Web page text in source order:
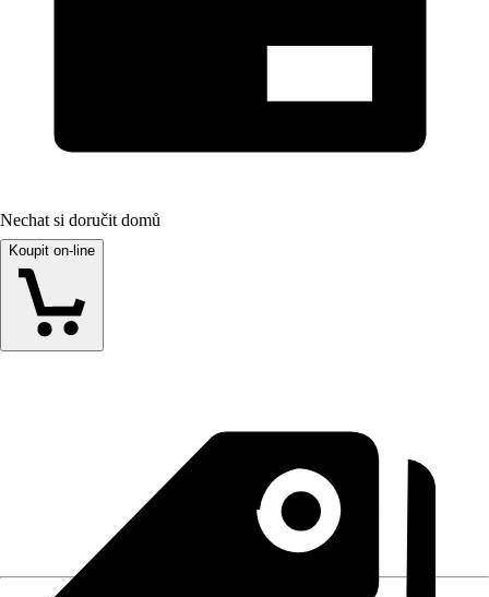
Nechat si doručit domů
Koupit on-line